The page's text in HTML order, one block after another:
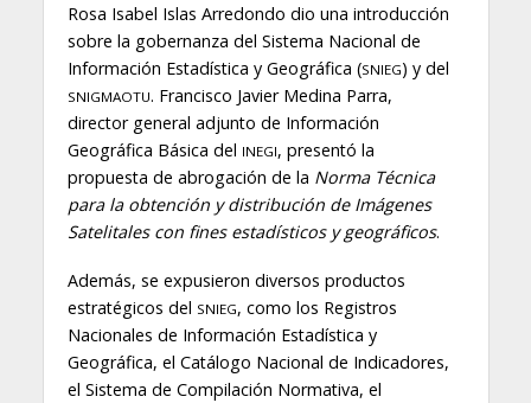
Rosa Isabel Islas Arredondo dio una introducción
sobre la gobernanza del Sistema Nacional de
Información Estadística y Geográfica (SNIEG) y del
SNIGMAOTU. Francisco Javier Medina Parra,
director general adjunto de Información
Geográfica Básica del INEGI, presentó la
propuesta de abrogación de la Norma Técnica
para la obtención y distribución de Imágenes
Satelitales con fines estadísticos y geográficos.
Además, se expusieron diversos productos
estratégicos del SNIEG, como los Registros
Nacionales de Información Estadística y
Geográfica, el Catálogo Nacional de Indicadores,
el Sistema de Compilación Normativa, el